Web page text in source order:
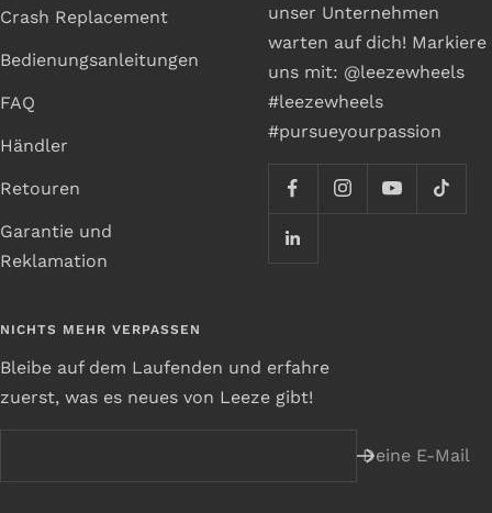
Crash Replacement
Bedienungsanleitungen
FAQ
Händler
Retouren
Garantie und
Reklamation
unser Unternehmen
warten auf dich! Markiere
uns mit: @leezewheels
#leezewheels
#pursueyourpassion
NICHTS MEHR VERPASSEN
Bleibe auf dem Laufenden und erfahre
zuerst, was es neues von Leeze gibt!
Deine E-Mail